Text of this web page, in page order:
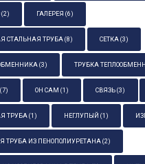
(2) ГАЛЕРЕЯ (6)
СТАЛЬНАЯ ТРУБА (8) СЕТКА (3)
(3) ТРУБКА
ОН САМ (1) СВЯЗЬ (3)
ТРУБА (1) НЕГЛУПЫЙ (1)
ТРУБА ИЗ ПЕНОПОЛИУРЕТАНА (2)